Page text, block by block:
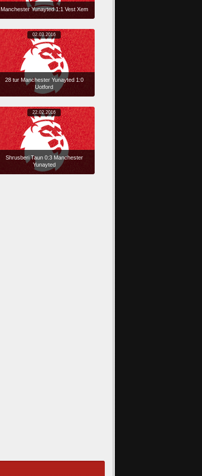
Manchester Yunayted 1:1 Vest Xem
02.03.2016
28 tur Manchester Yunayted 1:0
Uotford
22.02.2016
Shrusberi Taun 0:3 Manchester
Yunayted